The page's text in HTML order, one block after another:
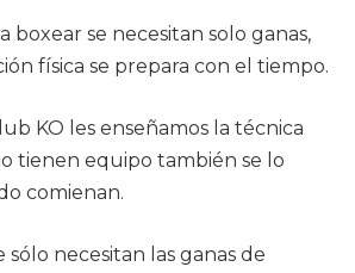
boxear se necesitan solo ganas,
física se prepara con el tiempo.
KO les enseñamos la técnica
tienen equipo también se lo
comienan.
sólo necesitan las ganas de